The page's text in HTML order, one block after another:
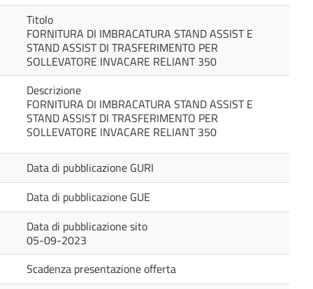
Titolo
FORNITURA DI IMBRACATURA STAND ASSIST E
STAND ASSIST DI TRASFERIMENTO PER
SOLLEVATORE INVACARE RELIANT 350
Descrizione
FORNITURA DI IMBRACATURA STAND ASSIST E
STAND ASSIST DI TRASFERIMENTO PER
SOLLEVATORE INVACARE RELIANT 350
Data di pubblicazione GURI
Data di pubblicazione GUE
Data di pubblicazione sito
05-09-2023
Scadenza presentazione offerta